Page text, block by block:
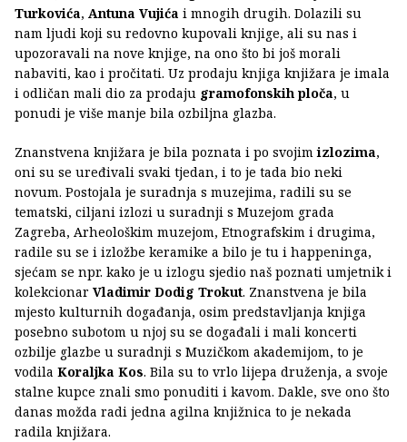
Turkovića, Antuna Vujića i mnogih drugih. Dolazili su
nam ljudi koji su redovno kupovali knjige, ali su nas i
upozoravali na nove knjige, na ono što bi još morali
nabaviti, kao i pročitati. Uz prodaju knjiga knjižara je imala
i odličan mali dio za prodaju gramofonskih ploča, u
ponudi je više manje bila ozbiljna glazba.
Znanstvena knjižara je bila poznata i po svojimizlozima,
oni su se uređivali svaki tjedan, i to je tada bio neki
novum. Postojala je suradnja s muzejima, radili su se
tematski, ciljani izlozi u suradnji s Muzejom grada
Zagreba, Arheološkim muzejom, Etnografskim i drugima,
radile su se i izložbe keramike a bilo je tu i happeninga,
sjećam se npr. kako je u izlogu sjedio naš poznati umjetnik i
kolekcionar Vladimir Dodig Trokut. Znanstvena je bila
mjesto kulturnih događanja, osim predstavljanja knjiga
posebno subotom u njoj su se događali i mali koncerti
ozbilje glazbe u suradnji s Muzičkom akademijom, to je
vodila Koraljka Kos. Bila su to vrlo lijepa druženja, a svoje
stalne kupce znali smo ponuditi i kavom. Dakle, sve ono što
danas možda radi jedna agilna knjižnica to je nekada
radila knjižara.